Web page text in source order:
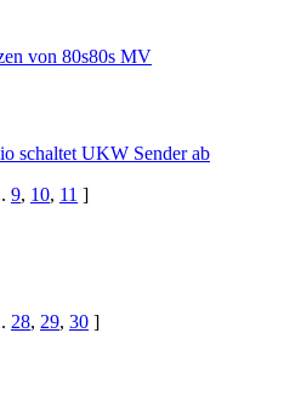
von 80s80s MV
schaltet UKW Sender ab
9, 10, 11 ]
28, 29, 30 ]